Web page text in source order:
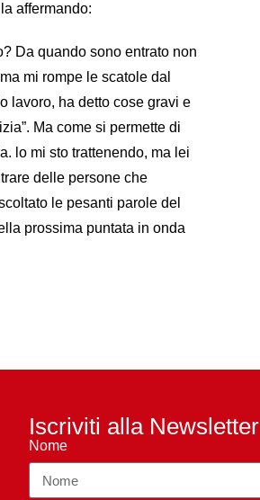
affermando:
Da quando sono entrato non
mi rompe le scatole dal
lavoro, ha detto cose gravi e
Ma come si permette di
lo mi sto trattenendo, ma lei
delle persone che
le pesanti parole del
prossima puntata in onda
Iscriviti alla Newsletter
Nome